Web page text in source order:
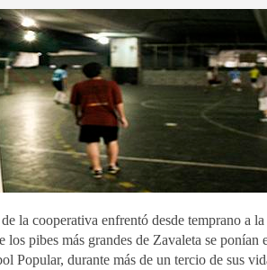
la cooperativa enfrentó desde temprano a
pibes más grandes de Zavaleta se
Popular, durante más de un tercio de sus